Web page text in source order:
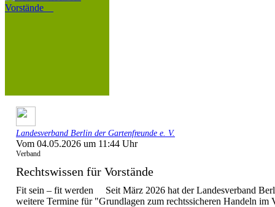
Landesverband Berlin der Gartenfreunde e. V.
Vom 04.05.2026 um 11:44 Uhr
Verband
Rechtswissen für Vorstände
Fit sein – fit werden Seit März 2026 hat der Landesverband
weitere Termine für "Grundlagen zum rechtssicheren Handeln im